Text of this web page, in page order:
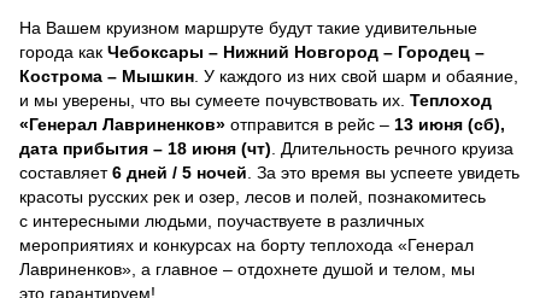
На Вашем круизном маршруте будут такие удивительные
города как Чебоксары – Нижний Новгород – Городец –
Кострома – Мышкин . У каждого из них свой шарм и обаяние,
и мы уверены, что вы сумеете почувствовать их. Теплоход
«Генерал Лавриненков» отправится в рейс – 13 июня (сб),
дата прибытия – 18 июня (чт) . Длительность речного круиза
составляет6 дней / 5 ночей За это время вы успеете увидеть
красоты русских рек и озер, лесов и полей, познакомитесь
с интересными людьми, поучаствуете в различных
мероприятиях и конкурсах на борту теплохода «Генерал
Лавриненков», а главное – отдохнете душой и телом, мы
это гарантируем!